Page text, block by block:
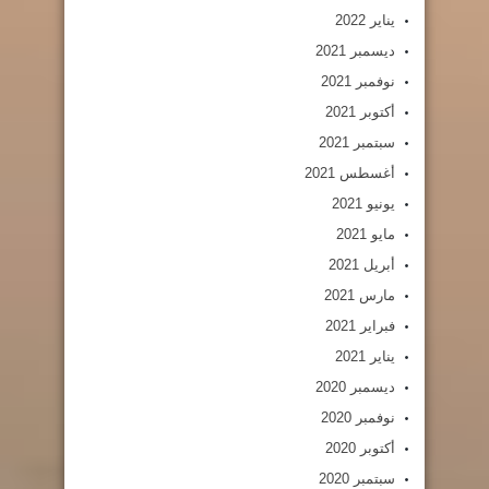
يناير 2022
ديسمبر 2021
نوفمبر 2021
أكتوبر 2021
سبتمبر 2021
أغسطس 2021
يونيو 2021
مايو 2021
أبريل 2021
مارس 2021
فبراير 2021
يناير 2021
ديسمبر 2020
نوفمبر 2020
أكتوبر 2020
سبتمبر 2020